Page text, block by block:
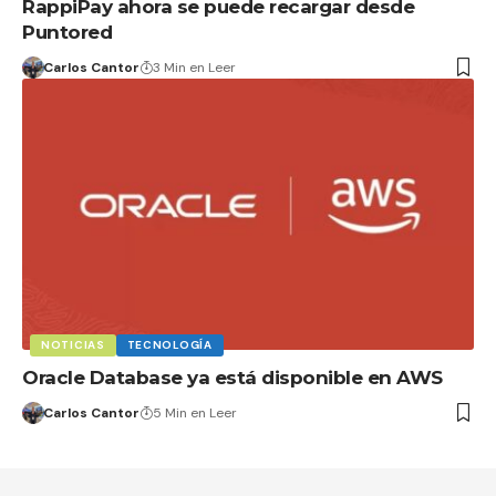
RappiPay ahora se puede recargar desde
Puntored
Carlos Cantor 3 Min en Leer
NOTICIAS TECNOLOGÍA
Oracle Database ya está disponible en AWS
Carlos Cantor 5 Min en Leer